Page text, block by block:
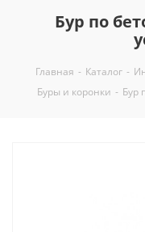
Бур по
Главная - Каталог -
Буры и коронки - Бур